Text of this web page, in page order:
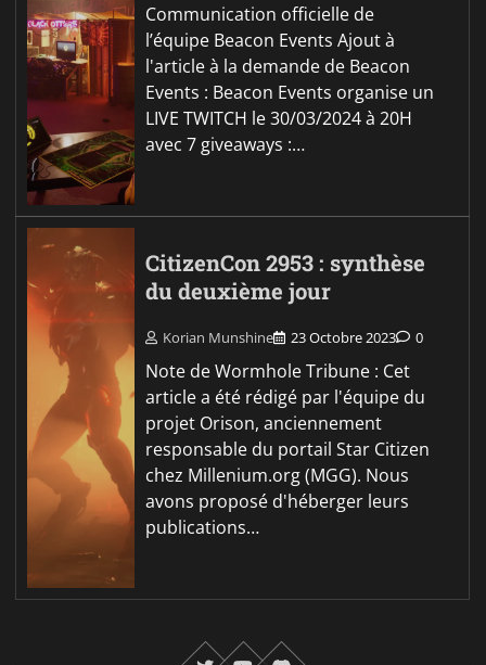
Communication officielle de
l’équipe Beacon Events Ajout à
l'article à la demande de Beacon
Events : Beacon Events organise un
LIVE TWITCH le 30/03/2024 à 20H
avec 7 giveaways :…
CitizenCon 2953 : synthèse
du deuxième jour
Korian Munshine 23 Octobre 2023 0
Note de Wormhole Tribune : Cet
article a été rédigé par l'équipe du
projet Orison, anciennement
responsable du portail Star Citizen
chez Millenium.org (MGG). Nous
avons proposé d'héberger leurs
publications…